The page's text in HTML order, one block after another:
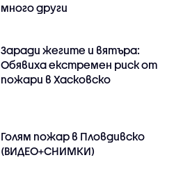
много други
Заради жегите и вятъра:
Обявиха екстремен риск от
пожари в Хасковско
Голям пожар в Пловдивско
(ВИДЕО+СНИМКИ)